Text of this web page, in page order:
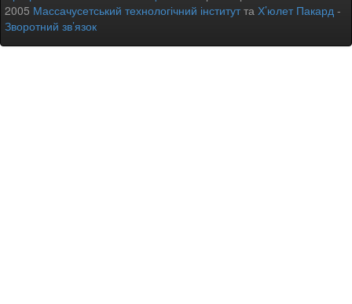
2005 Массачусетський технологічний інститутта Х’юлет Пакард -
Зворотний зв’язок